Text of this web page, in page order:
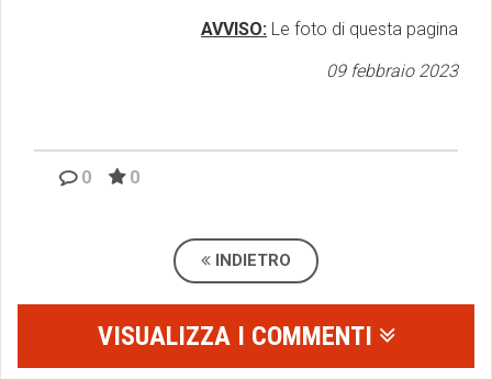
AVVISO: Le foto di questa pagina
09 febbraio 2023
0 0
INDIETRO
VISUALIZZA I COMMENTI